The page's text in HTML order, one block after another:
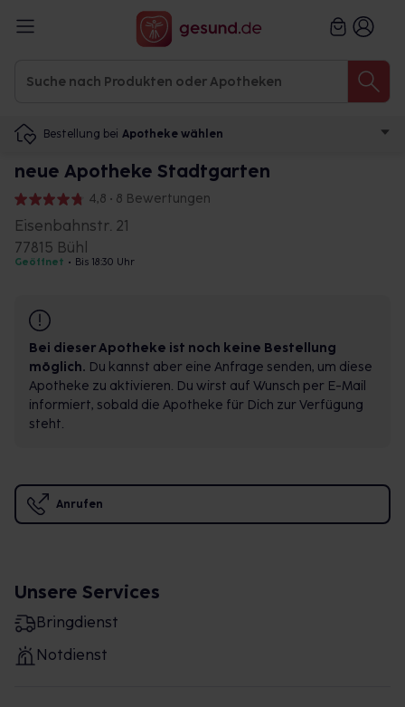
Bestellung bei Apotheke wählen
neue Apotheke Stadtgarten
4,8 • 8 Bewertungen
Eisenbahnstr. 21
77815 Bühl
Geöffnet • Bis 18:30 Uhr
Bei dieser Apotheke ist noch keine Bestellung
möglich. Du kannst aber eine Anfrage senden, um diese
Apotheke zu aktivieren. Du wirst auf Wunsch per E-Mail
informiert, sobald die Apotheke für Dich zur Verfügung
steht.
Anrufen
Unsere Services
Bringdienst
Notdienst